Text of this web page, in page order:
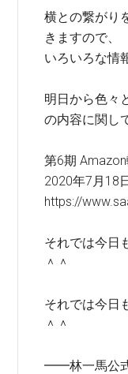
横との繋がり
きますので、
いろいろな情
明日から色々
の内容に関し
第6期
2020年7月18
https://
それでは今日
＾＾
それでは今日
＾＾
━━林一馬公